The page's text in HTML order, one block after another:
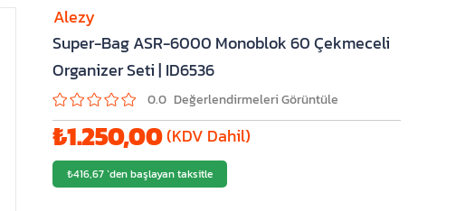
Super-Bag ASR-6000 Monoblok 60 Çekmeceli
Organizer Seti | ID6536
0.0
₺1.250,00(KDV Dahil)
₺416,67`den başlayan taksitle
Alezy